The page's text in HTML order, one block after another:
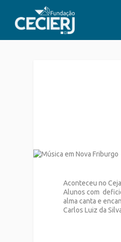
Aconteceu no
Alunos com
alma canta e
Carlos Luiz da